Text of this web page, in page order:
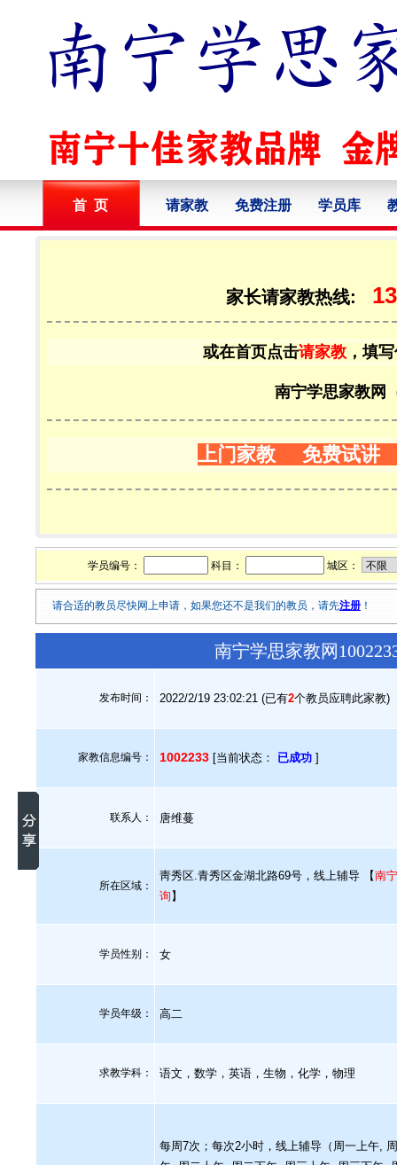
首 页 请家教 免费注册 学员库
家长请家教热线:
或在首页点击请家教 ，填
南宁学思家教网
上门家教 免费试讲
学员编号： 科目： 城区：
请合适的教员尽快网上申请，如果您还不是我们的教员，请先注册 ！
南宁学思家教网
发布时间： 2022/2/19 23:02:21 (已有2个教员应聘此家教)
家教信息编号： 1002233 [当前状态： 已成功 ]
联系人： 唐维蔓
所在区域：
靑秀区.青秀区金湖北路69号，线上辅导 【南
询 】
学员性别： 女
学员年级： 高二
求教学科： 语文，数学，英语，生物，化学，物理
每周7次；每次2小时，线上辅导（周一上午,